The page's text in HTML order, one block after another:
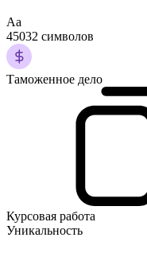
Аа
45032 символов
Таможенное дело
Курсовая работа
Уникальность